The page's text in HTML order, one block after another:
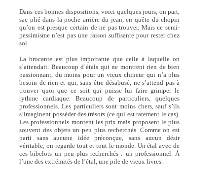
Dans ces bonnes dispositions, voici quelques jours, on part,
sac plié dans la poche arrière du jean, en quête du chopin
qu’on est presque certain de ne pas trouver. Mais ce semi-
pessimisme n’est pas une raison suffisante pour rester chez
soi.
La brocante est plus importante que celle à laquelle on
s’attendait. Beaucoup d’étals qui ne montrent rien de bien
passionnant, du moins pour un vieux chineur qui n’a plus
besoin de rien et qui, sans être désabusé, ne s’attend pas à
trouver quoi que ce soit qui puisse lui faire grimper le
rythme cardiaque. Beaucoup de particuliers, quelques
professionnels. Les particuliers sont moins chers, sauf s’ils
s’imaginent posséder des trésors (ce qui est rarement le cas).
Les professionnels montent les prix mais proposent le plus
souvent des objets un peu plus recherchés. Comme on est
parti sans aucune idée préconçue, sans aucun désir
véritable, on regarde tout et tout le monde. Un étal avec de
ces bibelots un peu plus recherchés : un professionnel. À
l’une des extrémités de l’étal, une pile de vieux livres.